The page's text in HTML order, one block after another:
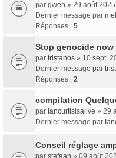
par gwen » 29 août
Dernier message par
Réponses : 5
Stop genocide now
par tristanos » 10 sept.
Dernier message par
Réponses : 2
compilation
par Iancurtisisalive » 29
Dernier message par
Conseil réglage
par stefaan » 09 août